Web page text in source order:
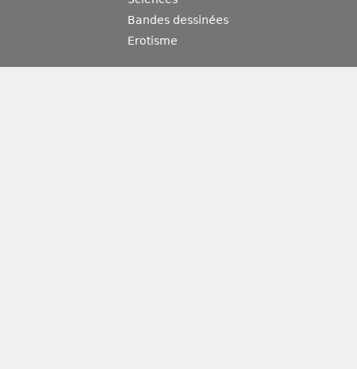
Bandes dessinées
Erotisme